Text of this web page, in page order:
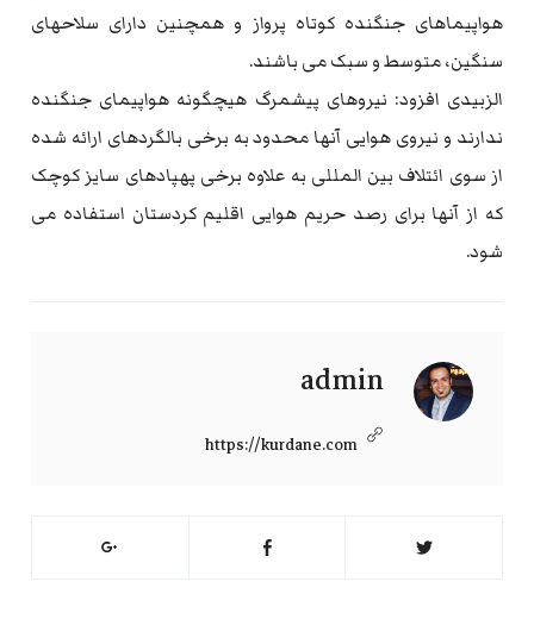
هواپیماهای جنگنده کوتاه پرواز و همچنین دارای سلاحهای
سنگین، متوسط و سبک می باشند.
الزبیدی افزود: نیروهای پیشمرگ هیچگونه هواپیمای جنگنده
ندارند و نیروی هوایی آنها محدود به برخی بالگردهای ارائه شده
از سوی ائتلاف بین المللی به علاوه برخی پهپادهای سایز کوچک
که از آنها برای رصد حریم هوایی اقلیم کردستان استفاده می
شود.
admin
https://kurdane.com